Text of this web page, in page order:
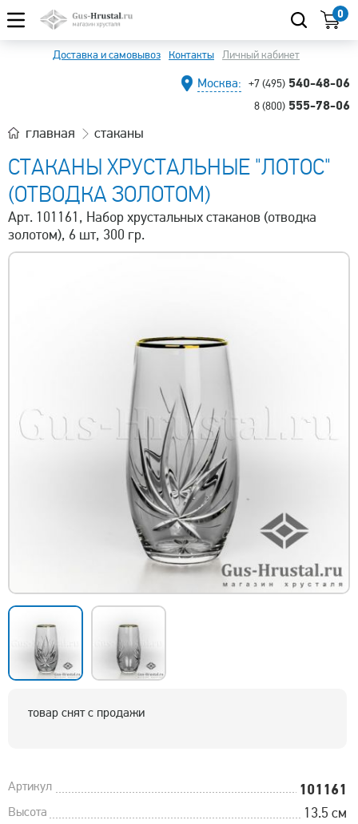
0
Доставка и самовывоз Контакты Личный кабинет
Москва: +7 (495) 540-48-06
8 (800) 555-78-06
главная стаканы
СТАКАНЫ ХРУСТАЛЬНЫЕ "ЛОТОС"
(ОТВОДКА ЗОЛОТОМ)
Арт. 101161, Набор хрустальных стаканов (отводка
золотом), 6 шт, 300 гр.
товар снят с продажи
Артикул 101161
Высота 13.5 см